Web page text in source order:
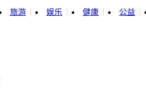
旅游 娱乐 健康
公益